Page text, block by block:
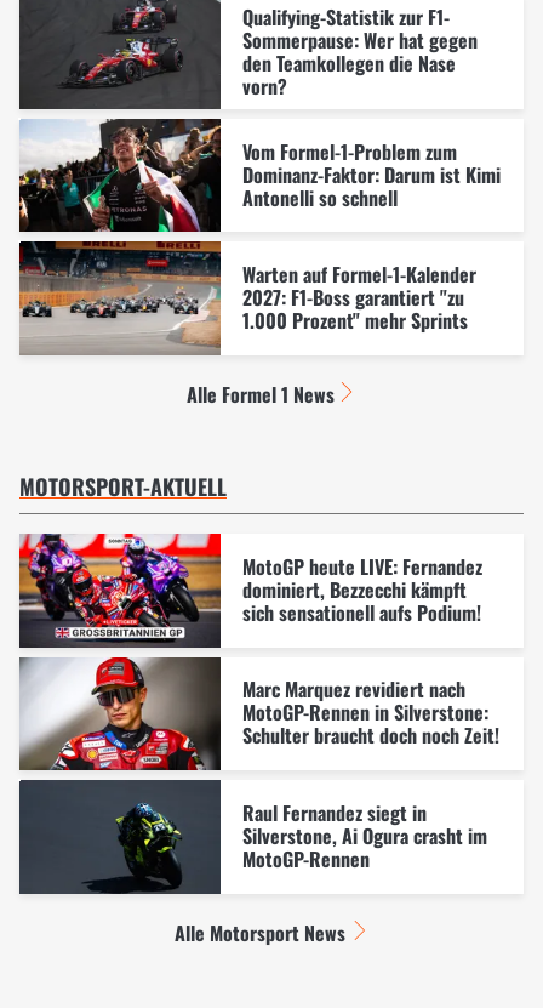
Qualifying-Statistik zur F1-
Sommerpause: Wer hat gegen
den Teamkollegen die Nase
vorn?
Vom Formel-1-Problem zum
Dominanz-Faktor: Darum ist Kimi
Antonelli so schnell
Warten auf Formel-1-Kalender
2027: F1-Boss garantiert "zu
1.000 Prozent" mehr Sprints
Alle Formel 1 News
MOTORSPORT-AKTUELL
MotoGP heute LIVE: Fernandez
dominiert, Bezzecchi kämpft
sich sensationell aufs Podium!
Marc Marquez revidiert nach
MotoGP-Rennen in Silverstone:
Schulter braucht doch noch Zeit!
Raul Fernandez siegt in
Silverstone, Ai Ogura crasht im
MotoGP-Rennen
Alle Motorsport News